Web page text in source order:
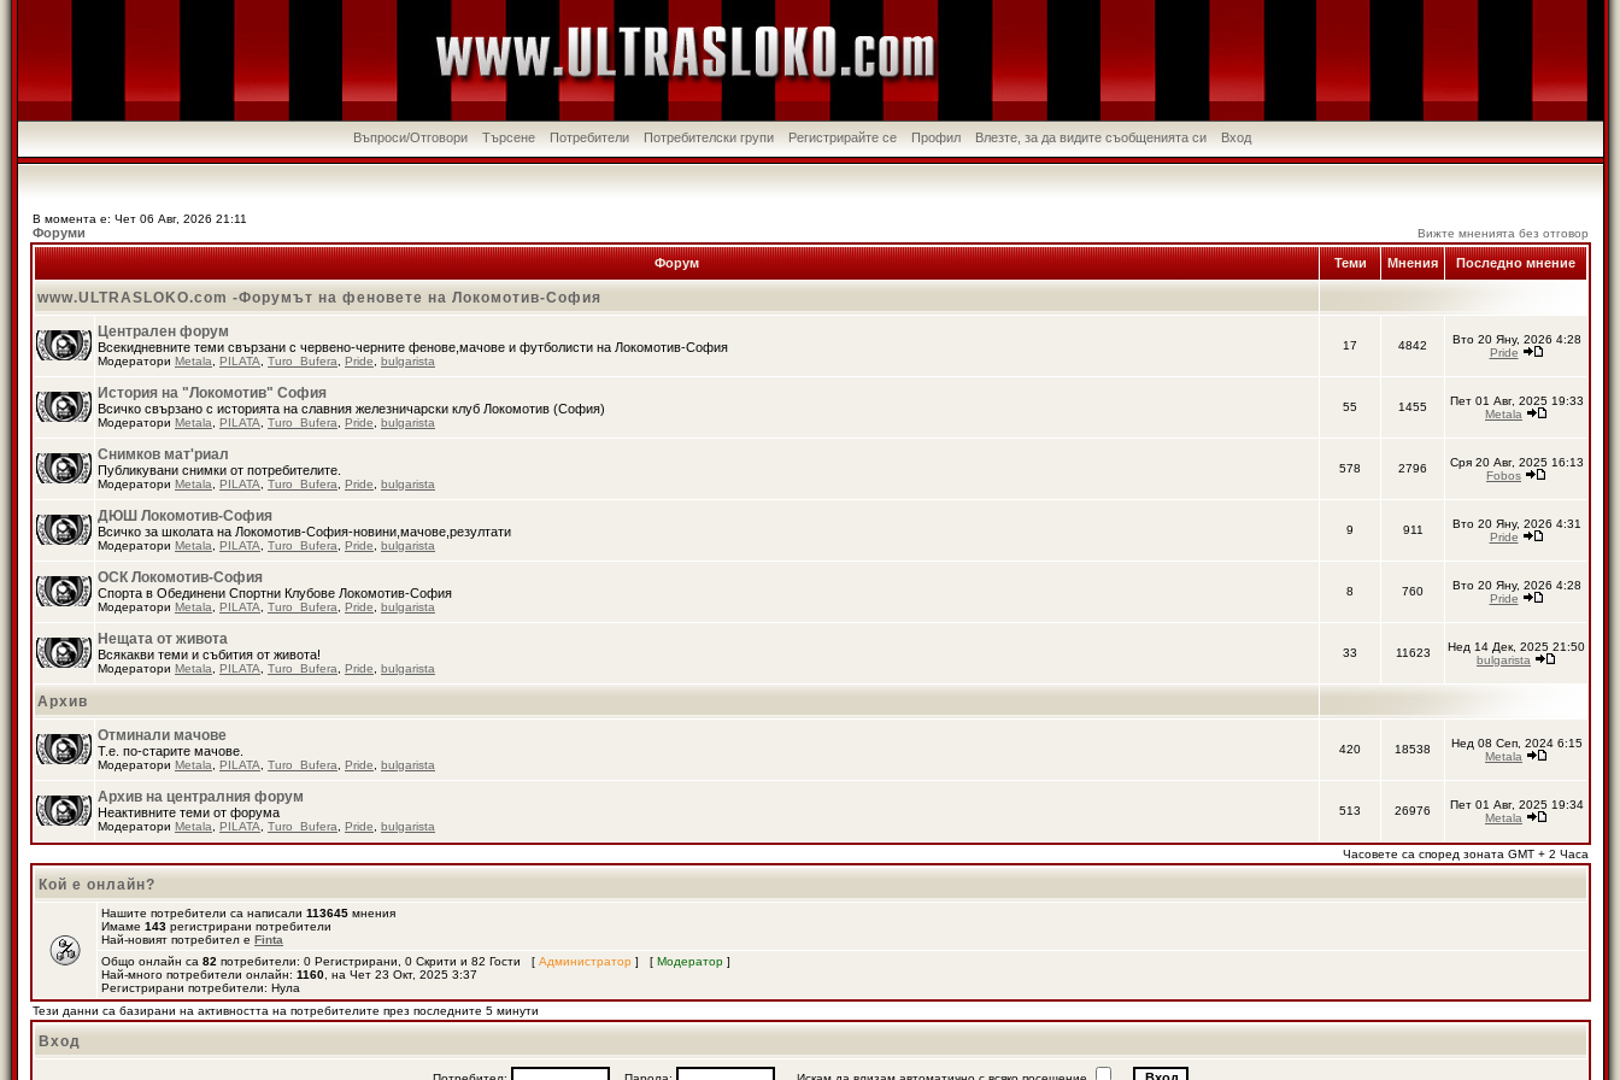
Въпроси/Отговори Търсене Потребители Потребителски групи Регистрирайте се Профил Влезте, за да видите съобщенията си Вход
В момента е: Чет 06 Авг, 2026 21:11
Форуми Вижте мненията без отговор
Форум Теми Мнения Последно мнение
www.ULTRASLOKO.com -Форумът на феновете на Локомотив-София
Централен форум
Всекидневните теми свързани с червено-черните фенове,мачове и футболисти на Локомотив-София
Модератори Metala PILATA Turo_Bufera Pride bulgarista
17 4842
Вто 20 Яну, 2026 4:28
Pride
История на "Локомотив" София
Всичко свързано с историята на славния железничарски клуб Локомотив (София)
Модератори Metala PILATA Turo_Bufera Pride bulgarista
55 1455
Пет 01 Авг, 2025 19:33
Metala
Снимков мат'риал
Публикувани снимки от потребителите.
Модератори Metala PILATA Turo_Bufera Pride bulgarista
578 2796
Сря 20 Авг, 2025 16:13
Fobos
ДЮШ Локомотив-София
Всичко за школата на Локомотив-София-новини,мачове,резултати
Модератори Metala PILATA Turo_Bufera Pride bulgarista
9 911
Вто 20 Яну, 2026 4:31
Pride
ОСК Локомотив-София
Спорта в Обединени Спортни Клубове Локомотив-София
Модератори Metala PILATA Turo_Bufera Pride bulgarista
8 760
Вто 20 Яну, 2026 4:28
Pride
Нещата от живота
Всякакви теми и събития от живота!
Модератори Metala PILATA Turo_Bufera Pride bulgarista
33 11623
Нед 14 Дек, 2025 21:50
bulgarista
Архив
Отминали мачове
Т.е. по-старите мачове.
Модератори Metala PILATA Turo_Bufera Pride bulgarista
420 18538
Нед 08 Сеп, 2024 6:15
Metala
Архив на централния форум
Неактивните теми от форума
Модератори Metala PILATA Turo_Bufera Pride bulgarista
513 26976
Пет 01 Авг, 2025 19:34
Metala
Часовете са според зоната GMT + 2 Часа
Кой е онлайн?
Нашите потребители са написали 113645 мнения
Имаме 143 регистрирани потребители
Най-новият потребител е Finta
Общо онлайн са 82 потребители: 0 Регистрирани, 0 Скрити и 82 Гости [ Администратор ] [ Модератор ]
Най-много потребители онлайн: 1160 , на Чет 23 Окт, 2025 3:37
Регистрирани потребители: Нула
Тези данни са базирани на активността на потребителите през последните 5 минути
Вход